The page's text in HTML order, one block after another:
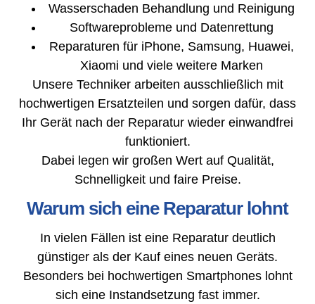
Wasserschaden Behandlung und Reinigung
Softwareprobleme und Datenrettung
Reparaturen für iPhone, Samsung, Huawei,
Xiaomi und viele weitere Marken
Unsere Techniker arbeiten ausschließlich mit
hochwertigen Ersatzteilen und sorgen dafür, dass
Ihr Gerät nach der Reparatur wieder einwandfrei
funktioniert.
Dabei legen wir großen Wert auf Qualität,
Schnelligkeit und faire Preise.
Warum sich eine Reparatur lohnt
In vielen Fällen ist eine Reparatur deutlich
günstiger als der Kauf eines neuen Geräts.
Besonders bei hochwertigen Smartphones lohnt
sich eine Instandsetzung fast immer.